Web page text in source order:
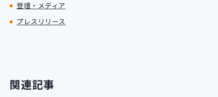
登壇・メディア
プレスリリース
関連記事